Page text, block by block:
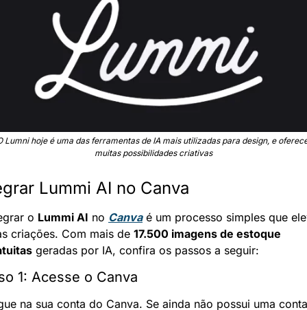
Lumni hoje é uma das ferramentas de IA mais utilizadas para design, e
muitas possibilidades criativas
Lummi AI no Canva
o Lummi AI no Canva é um processo simples que
criações. Com mais de 17.500 imagens de estoque
geradas por IA, confira os passos a seguir:
1: Acesse o Canva
na sua conta do Canva. Se ainda não possui uma